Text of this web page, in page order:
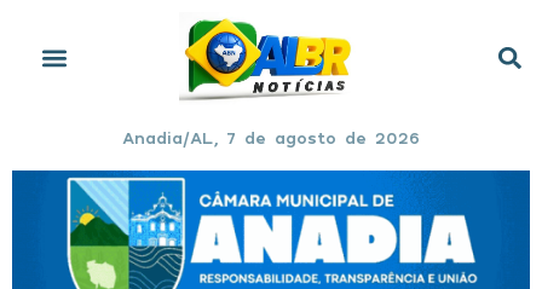
Anadia/AL, 7 de agosto de 2026